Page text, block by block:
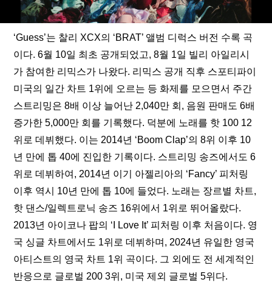
‘Guess’는 찰리 XCX의 ‘BRAT’ 앨범 디럭스 버전 수록 곡
이다. 6월 10일 최초 공개되었고, 8월 1일 빌리 아일리시
가 참여한 리믹스가 나왔다. 리믹스 공개 직후 스포티파이
미국의 일간 차트 1위에 오르는 등 화제를 모으면서 주간
스트리밍은 8배 이상 늘어난 2,040만 회, 음원 판매도 6배
증가한 5,000만 회를 기록했다. 덕분에 노래를 핫 100 12
위로 데뷔했다. 이는 2014년 ‘Boom Clap’의 8위 이후 10
년 만에 톱 40에 진입한 기록이다. 스트리밍 송즈에서도 6
위로 데뷔하여, 2014년 이기 아젤리아의 ‘Fancy’ 피처링
이후 역시 10년 만에 톱 10에 들었다. 노래는 장르별 차트,
핫 댄스/일렉트로닉 송즈 16위에서 1위로 뛰어올랐다.
2013년 아이코나 팝의 ‘I Love It’ 피처링 이후 처음이다. 영
국 싱글 차트에서도 1위로 데뷔하며, 2024년 유일한 영국
아티스트의 영국 차트 1위 곡이다. 그 외에도 전 세계적인
반응으로 글로벌 200 3위, 미국 제외 글로벌 5위다.